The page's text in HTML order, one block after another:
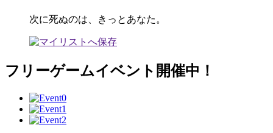
次に死ぬのは、きっとあなた。
フリーゲームイベント開催中！